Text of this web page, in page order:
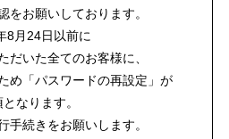
をお願いしております。
8月24日以前に
だいた全てのお客様に、
め「パスワードの再設定」が
なります。
手続きをお願いします。